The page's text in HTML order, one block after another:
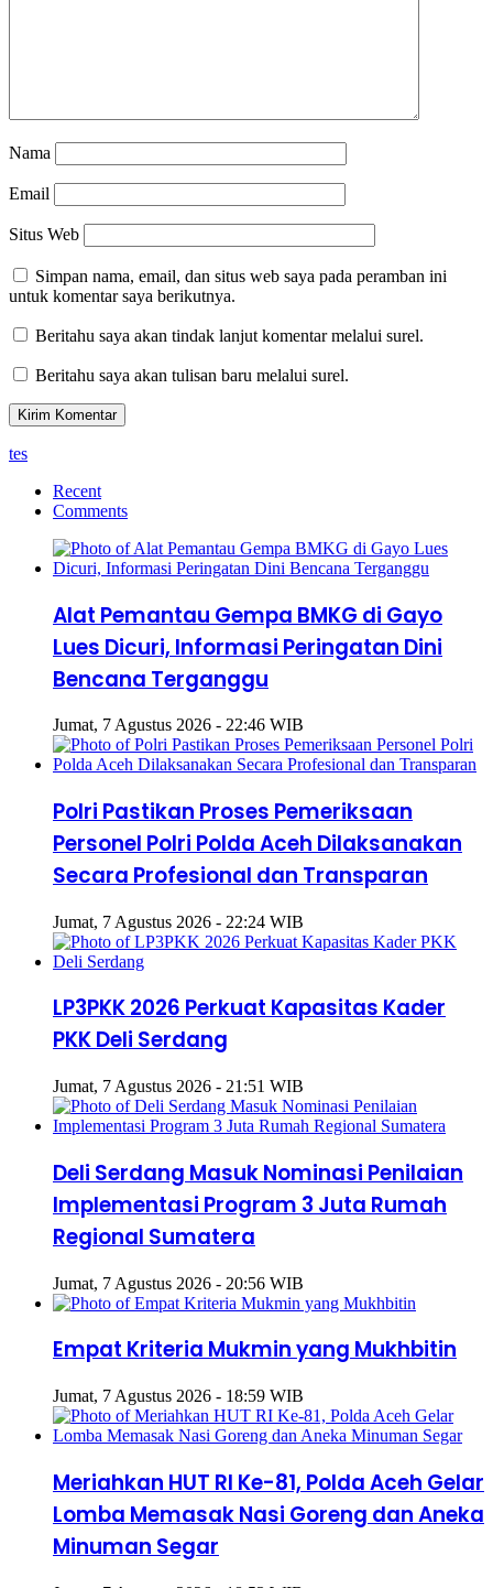
Nama
Email
Situs Web
Simpan nama, email, dan situs web saya pada peramban ini
untuk komentar saya berikutnya.
Beritahu saya akan tindak lanjut komentar melalui surel.
Beritahu saya akan tulisan baru melalui surel.
tes
Recent
Comments
Alat Pemantau Gempa BMKG di Gayo
Lues Dicuri, Informasi Peringatan Dini
Bencana Terganggu
Jumat, 7 Agustus 2026 - 22:46 WIB
Polri Pastikan Proses Pemeriksaan
Personel Polri Polda Aceh Dilaksanakan
Secara Profesional dan Transparan
Jumat, 7 Agustus 2026 - 22:24 WIB
LP3PKK 2026 Perkuat Kapasitas Kader
PKK Deli Serdang
Jumat, 7 Agustus 2026 - 21:51 WIB
Deli Serdang Masuk Nominasi Penilaian
Implementasi Program 3 Juta Rumah
Regional Sumatera
Jumat, 7 Agustus 2026 - 20:56 WIB
Empat Kriteria Mukmin yang Mukhbitin
Jumat, 7 Agustus 2026 - 18:59 WIB
Meriahkan HUT RI Ke-81, Polda Aceh Gelar
Lomba Memasak Nasi Goreng dan Aneka
Minuman Segar